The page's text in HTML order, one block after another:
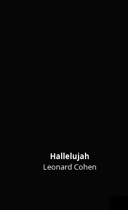
Hallelujah
Leonard Cohen